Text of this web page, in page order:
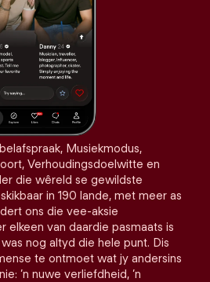
Musiekmodus,
Verhoudingsdoelwitte en
die wêreld se gewildste
in 190 lande, met meer as
ons die vee-aksie
elkeen van daardie pasmaats is
nog altyd die hele punt. Dis
te ontmoet wat jy andersins
’n nuwe verliefdheid, ’n